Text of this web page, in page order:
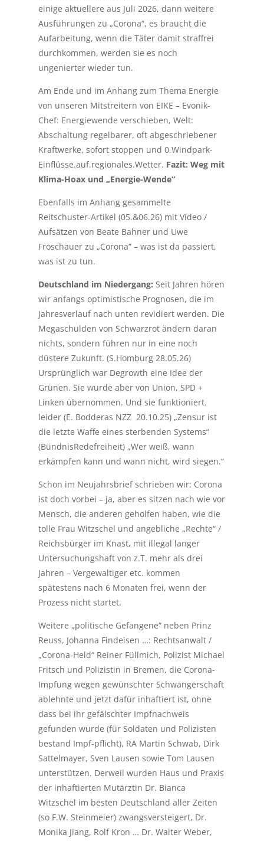
einige aktuellere aus Juli 2026, dann weitere
Ausführungen zu „Corona“, es braucht die
Aufarbeitung, wenn die Täter damit straffrei
durchkommen, werden sie es noch
ungenierter wieder tun.
Am Ende und im Anhang zum Thema Energie
von unseren Mitstreitern von EIKE – Evonik-
Chef: Energiewende verschieben, Welt:
Abschaltung regelbarer, oft abgeschriebener
Kraftwerke, sofort stoppen und 0.Windpark-
Einflüsse.auf.regionales.Wetter. Fazit: Weg mit
Klima-Hoax und „Energie-Wende“
Ebenfalls im Anhang gesammelte
Reitschuster-Artikel (05.&06.26) mit Video /
Aufsätzen von Beate Bahner und Uwe
Froschauer zu „Corona“ – was ist da passiert,
was ist zu tun.
Deutschland im Niedergang: Seit Jahren hören
wir anfangs optimistische Prognosen, die im
Jahresverlauf nach unten revidiert werden. Die
Megaschulden von Schwarzrot ändern daran
nichts, sondern führen nur in eine noch
düstere Zukunft. (S.Homburg 28.05.26)
Ursprünglich war Degrowth eine Idee der
Grünen. Sie wurde aber von Union, SPD +
Linken übernommen. Und sie funktioniert.
leider (E. Bodderas NZZ 20.10.25) „Zensur ist
die letzte Waffe eines sterbenden Systems“
(BündnisRedefreiheit) „Wer weiß, wann
erkämpfen kann und wann nicht, wird siegen.“
Schon im Neujahrsbrief schrieben wir: Corona
ist doch vorbei – ja, aber es sitzen nach wie vor
Mensch, die anderen geholfen haben, wie die
tolle Frau Witzschel und angebliche „Rechte“ /
Reichsbürger im Knast, mit illegal langer
Untersuchungshaft von z.T. mehr als drei
Jahren – Vergewaltiger etc. kommen
spätestens nach 6 Monaten frei, wenn der
Prozess nicht startet.
Weitere „politische Gefangene“ neben Prinz
Reuss, Johanna Findeisen …: Rechtsanwalt /
„Corona-Held“ Reiner Füllmich, Polizist Michael
Fritsch und Polizistin in Bremen, die Corona-
Impfung wegen gewünschter Schwangerschaft
ablehnte und jetzt dafür inhaftiert ist, ohne
dass bei ihr gefälschter Impfnachweis
gefunden wurde (für Soldaten und Polizisten
bestand Impf-pflicht), RA Martin Schwab, Dirk
Sattelmayer, Sven Lausen sowie Tom Lausen
unterstützen. Derweil wurden Haus und Praxis
der inhaftierten Mutärztin Dr. Bianca
Witzschel im besten Deutschland aller Zeiten
(so F.W. Steinmeier) zwangsversteigert, Dr.
Monika Jiang, Rolf Kron … Dr. Walter Weber,